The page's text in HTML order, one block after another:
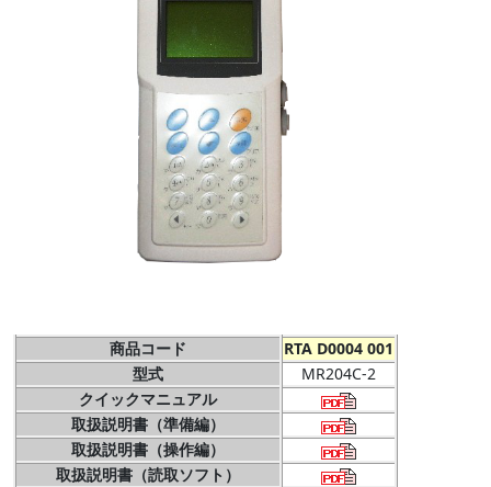
商品コード
RTA D0004 001
型式
MR204C-2
クイックマニュアル
取扱説明書（準備編）
取扱説明書（操作編）
取扱説明書（読取ソフト）